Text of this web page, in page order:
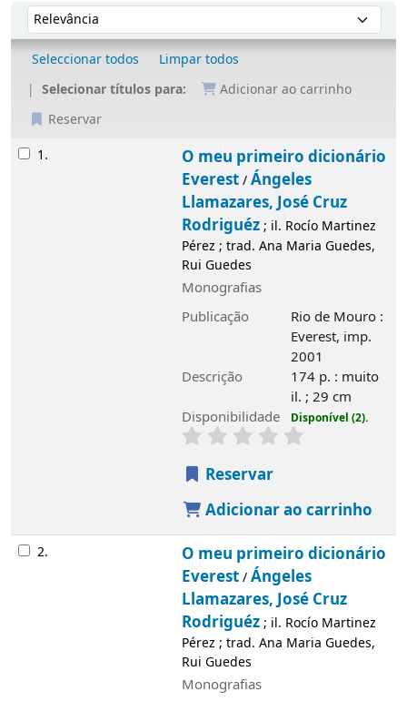
Ordenar
Ordenar por:
Seleccionar todos
Limpar todos
Selecionar títulos para:
Adicionar ao carrinho
Reservar
Resultados
1.
O meu primeiro dicionário
Everest/Ángeles
Llamazares, José Cruz
Rodriguéz; il. Rocío Martinez
Pérez ; trad. Ana Maria Guedes,
Rui Guedes
Monografias
Publicação
Rio de Mouro :
Everest, imp.
2001
Descrição
174 p. : muito
il. ; 29 cm
Disponibilidade
Disponível (2).
Reservar
Adicionar ao carrinho
2.
O meu primeiro dicionário
Everest/Ángeles
Llamazares, José Cruz
Rodriguéz; il. Rocío Martinez
Pérez ; trad. Ana Maria Guedes,
Rui Guedes
Monografias